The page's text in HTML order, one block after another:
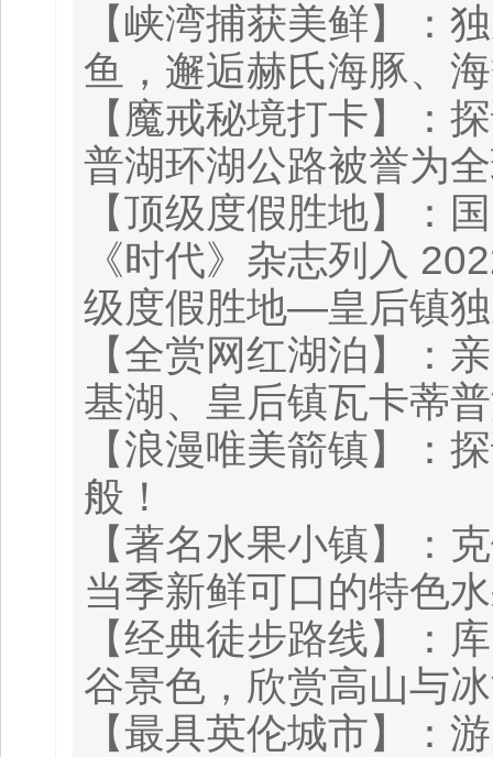
【峡湾捕获美鲜】：
鱼，邂逅赫氏海豚、
【魔戒秘境打卡】：
普湖环湖公路被誉为
【顶级度假胜地】：
《时代》杂志列入
级度假胜地—皇后镇独
【全赏网红湖泊】：
基湖、皇后镇瓦卡蒂
【浪漫唯美箭镇】：
般！
【著名水果小镇】：
当季新鲜可口的特色
【经典徒步路线】：
谷景色，欣赏高山与
【最具英伦城市】